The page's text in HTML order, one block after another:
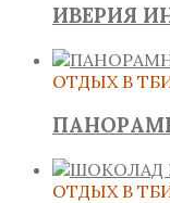
ИВЕРИЯ
ОТДЫХ В
ОТДЫХ В